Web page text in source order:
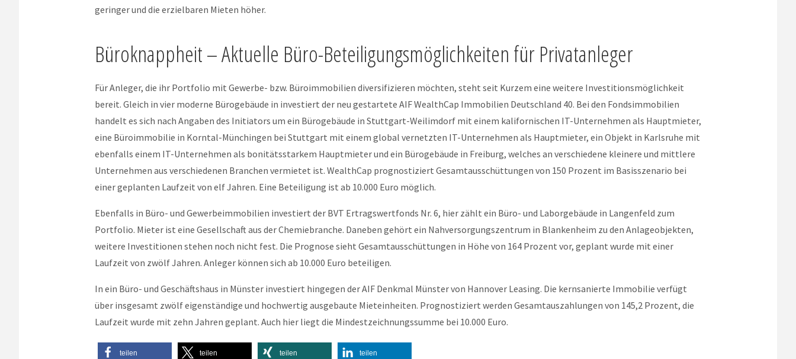
geringer und die erzielbaren Mieten höher.
Büroknappheit – Aktuelle Büro-Beteiligungsmöglichkeiten für Privatanleger
Für Anleger, die ihr Portfolio mit Gewerbe- bzw. Büroimmobilien diversifizieren möchten, steht seit Kurzem eine weitere Investitionsmöglichkeit
bereit. Gleich in vier moderne Bürogebäude in investiert der neu gestartete AIF WealthCap Immobilien Deutschland 40. Bei den Fondsimmobilien
handelt es sich nach Angaben des Initiators um ein Bürogebäude in Stuttgart-Weilimdorf mit einem kalifornischen IT-Unternehmen als Hauptmieter,
eine Büroimmobilie in Korntal-Münchingen bei Stuttgart mit einem global vernetzten IT-Unternehmen als Hauptmieter, ein Objekt in Karlsruhe mit
ebenfalls einem IT-Unternehmen als bonitätsstarkem Hauptmieter und ein Bürogebäude in Freiburg, welches an verschiedene kleinere und mittlere
Unternehmen aus verschiedenen Branchen vermietet ist. WealthCap prognostiziert Gesamtausschüttungen von 150 Prozent im Basisszenario bei
einer geplanten Laufzeit von elf Jahren. Eine Beteiligung ist ab 10.000 Euro möglich.
Ebenfalls in Büro- und Gewerbeimmobilien investiert der BVT Ertragswertfonds Nr. 6, hier zählt ein Büro- und Laborgebäude in Langenfeld zum
Portfolio. Mieter ist eine Gesellschaft aus der Chemiebranche. Daneben gehört ein Nahversorgungszentrum in Blankenheim zu den Anlageobjekten,
weitere Investitionen stehen noch nicht fest. Die Prognose sieht Gesamtausschüttungen in Höhe von 164 Prozent vor, geplant wurde mit einer
Laufzeit von zwölf Jahren. Anleger können sich ab 10.000 Euro beteiligen.
In ein Büro- und Geschäftshaus in Münster investiert hingegen der AIF Denkmal Münster von Hannover Leasing. Die kernsanierte Immobilie verfügt
über insgesamt zwölf eigenständige und hochwertig ausgebaute Mieteinheiten. Prognostiziert werden Gesamtauszahlungen von 145,2 Prozent, die
Laufzeit wurde mit zehn Jahren geplant. Auch hier liegt die Mindestzeichnungssumme bei 10.000 Euro.
teilen teilen teilen teilen